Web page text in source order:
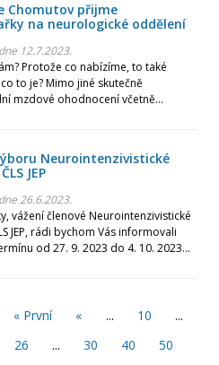
Chomutov přijme
na neurologické oddělení
12.7.2023.
Protože co nabízíme, to také
to je? Mimo jiné skutečně
mzdové ohodnocení včetně...
Neurointenzivistické
JEP
26.6.2023.
vážení členové Neurointenzivistické
JEP, rádi bychom Vás informovali
od 27. 9. 2023 do 4. 10. 2023...
« První « ... 10
...
26 ... 30 40
50